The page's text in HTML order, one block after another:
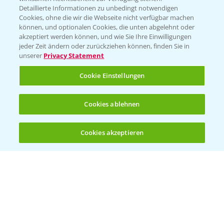
(noch 4)
Folgen Sie uns
Allgemeine Nutzungsbedingungen
Datenschutzerklärung
Detaillierte Informationen zu unbedingt notwendigen
Cookies, ohne die wir die Webseite nicht verfügbar machen
können, und optionalen Cookies, die unten abgelehnt oder
akzeptiert werden können, und wie Sie Ihre Einwilligungen
jeder Zeit ändern oder zurückziehen können, finden Sie in
unserer Privacy Statement
Cookie Einstellungen
Cookies ablehnen
Cookies akzeptieren